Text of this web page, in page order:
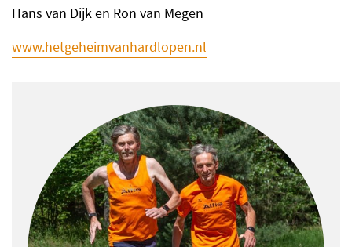
Hans van Dijk en Ron van Megen
www.hetgeheimvanhardlopen.nl